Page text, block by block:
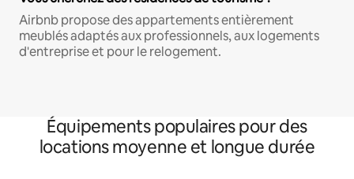
Airbnb propose des appartements entièrement
meublés adaptés aux professionnels, aux logements
d'entreprise et pour le relogement.
Équipements populaires pour des
locations moyenne et longue durée